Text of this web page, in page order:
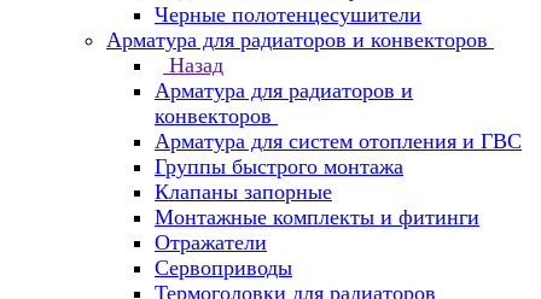
Черные полотенцесушители
Арматура для радиаторов и конвекторов
Назад
Арматура для радиаторов и
конвекторов
Арматура для систем отопления и ГВС
Группы быстрого монтажа
Клапаны запорные
Монтажные комплекты и фитинги
Отражатели
Сервоприводы
Термоголовки для радиаторов